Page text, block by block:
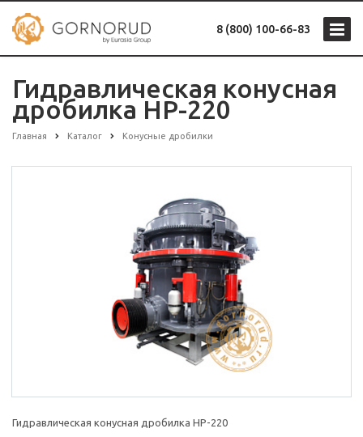
8 (800) 100-66-83
Гидравлическая конусная
дробилка HP-220
Главная Каталог Конусные дробилки
Гидравлическая конусная дробилка HP-220